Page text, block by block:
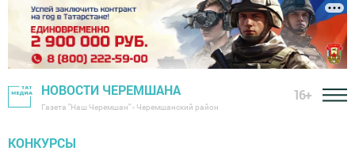
НОВОСТИ ЧЕРЕМШАНА
Газета "Наш Черемшан" - Черемшанский район
16+
КОНКУРСЫ